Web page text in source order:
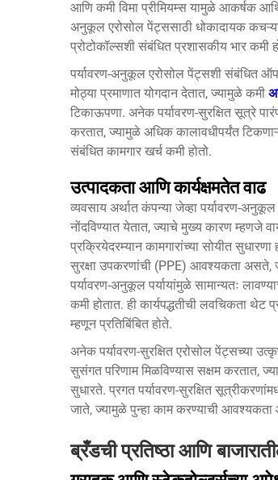
आणि कमी विमा प्रीमियम्स यामुळे आकर्षक
अनुकूल एरोसोल पेंट्ससाठी धोकादायक
प्रोटोकॉल्सशी संबंधित प्रशासकीय भार कमी
पर्यावरण-अनुकूल एरोसोल पेंट्सशी संबंधित
मोठ्या प्रमाणात योगदान देतात, ज्यामुळे कमी
टिकाऊपणा. अनेक पर्यावरण-सुरक्षित सूत्रे
करतात, ज्यामुळे अधिक कालावधीपर्यंत
संबंधित कामगार खर्च कमी होतो.
उत्पादकता आणि कार्यक्षमतेत वाढ
व्यवसाय अर्थात कंपन्या जेव्हा पर्यावरण-
नोंदविण्यात येतात, ज्याचे मुख्य कारण म्हणजे
प्रक्रियेदरम्यान कामगारांच्या सोयीत
सुरक्षा उपकरणांची (PPE) आवश्यकता असते,
पर्यावरण-अनुकूल पर्यायांमुळे सामान्यतः
कमी होतात. ही कार्यपद्धतीची लवचिकता थेट
म्हणून प्रतिबिंबित होते.
अनेक पर्यावरण-सुरक्षित एरोसोल पेंट्सच्या
सुसंगत परिणाम मिळविण्यास सक्षम करतात,
सुधारते. प्रगत पर्यावरण-सुरक्षित
जाते, ज्यामुळे पुन्हा काम करण्याची आवश्यकता
ब्रँडची प्रतिष्ठा आणि